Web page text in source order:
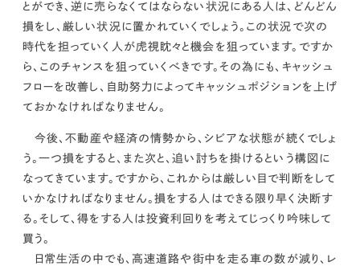
とができ、逆に売らなくてはならない状況にある人は、どんどん
損をし、厳しい状況に置かれていくでしょう。この状況で次の
時代を担っていく人が虎視眈々と機会を狙っています。ですか
ら、 このチャンスを狙っていくべきです。その為にも、キャッシュ
フローを改善し、自助努力によってキャッシュポジションを上げ
ておかなければなりません。
今後、不動産や経済の情勢から、シビアな状態が続くでしょ
う。 一つ損をすると、また次と、追い討ちを掛けるという構図に
なってきています。ですから、これからは厳しい目で判断をして
いかなければなりません。損をする人はできる限り早く決断す
る。そして、得をする人は投資利回りを考えてじっくり吟味して
買う。
日常生活の中でも、高速道路や街中を走る車の数が減り、レ